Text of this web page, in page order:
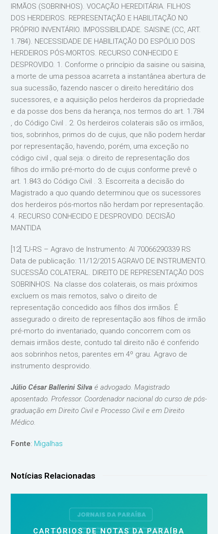
IRMÃOS (SOBRINHOS). VOCAÇÃO HEREDITÁRIA. FILHOS
DOS HERDEIROS. REPRESENTAÇÃO E HABILITAÇÃO NO
PRÓPRIO INVENTÁRIO. IMPOSSIBILIDADE. SAISINE (CC, ART.
1.784). NECESSIDADE DE HABILITAÇÃO DO ESPÓLIO DOS
HERDEIROS PÓS-MORTOS. RECURSO CONHECIDO E
DESPROVIDO. 1. Conforme o princípio da saisine ou saisina,
a morte de uma pessoa acarreta a instantânea abertura de
sua sucessão, fazendo nascer o direito hereditário dos
sucessores, e a aquisição pelos herdeiros da propriedade
e da posse dos bens da herança, nos termos do art. 1.784
, do Código Civil . 2. Os herdeiros colaterais são os irmãos,
tios, sobrinhos, primos do de cujus, que não podem herdar
por representação, havendo, porém, uma exceção no
código civil , qual seja: o direito de representação dos
filhos do irmão pré-morto do de cujus conforme prevê o
art. 1.843 do Código Civil . 3. Escorreita a decisão do
Magistrado a quo quando determinou que os sucessores
dos herdeiros pós-mortos não herdam por representação.
4. RECURSO CONHECIDO E DESPROVIDO. DECISÃO
MANTIDA
[12] TJ-RS – Agravo de Instrumento: AI 70066290339 RS
Data de publicação: 11/12/2015 AGRAVO DE INSTRUMENTO.
SUCESSÃO COLATERAL. DIREITO DE REPRESENTAÇÃO DOS
SOBRINHOS. Na classe dos colaterais, os mais próximos
excluem os mais remotos, salvo o direito de
representação concedido aos filhos dos irmãos. É
assegurado o direito de representação aos filhos de irmão
pré-morto do inventariado, quando concorrem com os
demais irmãos deste, contudo tal direito não é conferido
aos sobrinhos netos, parentes em 4º grau. Agravo de
instrumento desprovido.
Júlio César Ballerini Silva é advogado. Magistrado
aposentado. Professor. Coordenador nacional do curso de pós-
graduação em Direito Civil e Processo Civil e em Direito
Médico.
Fonte: Migalhas
Notícias Relacionadas
CARTÓRIOS DE NOTAS DA PARAÍBA